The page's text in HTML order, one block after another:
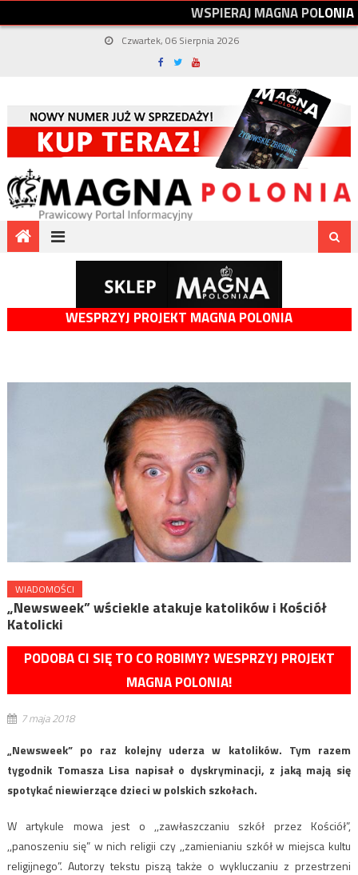
WSPIERAJMAGNAPOLONIA
Czwartek, 06 Sierpnia 2026
WESPRZYJ PROJEKT MAGNA POLONIA
WIADOMOŚCI
„Newsweek” wściekle atakuje katolików i Kościół
Katolicki
PODOBA CI SIĘ TO CO ROBIMY? WESPRZYJ PROJEKT
MAGNA POLONIA!
7 maja 2018
„Newsweek” po raz kolejny uderza w katolików. Tym razem
tygodnik Tomasza Lisa napisał o dyskryminacji, z jaką mają się
spotykać niewierzące dzieci w polskich szkołach.
W artykule mowa jest o ,,zawłaszczaniu szkół przez Kościół”,
,,panoszeniu się” w nich religii czy ,,zamienianiu szkół w miejsca kultu
religijnego”. Autorzy tekstu piszą także o wykluczaniu z przestrzeni